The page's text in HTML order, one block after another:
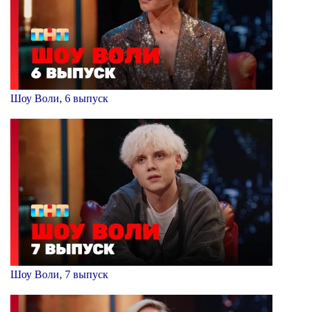
Шоу Воли, 6 выпуск
Шоу Воли, 7 выпуск